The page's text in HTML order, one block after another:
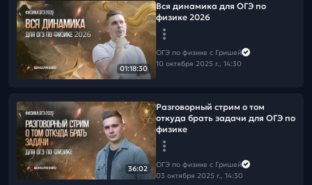
01:18:30
Вся динамика для ОГЭ по
физике 2026
ОГЭ по физике с Гришей
10 октября 2025 г., 14:30
36:02
Разговорный стрим о том
откуда брать задачи для ОГЭ по
физике
ОГЭ по физике с Гришей
03 октября 2025 г., 14:30